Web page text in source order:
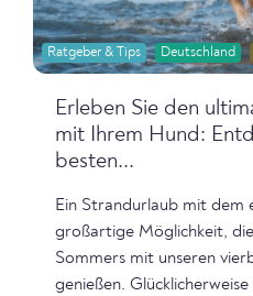
Ratgeber & Tips Deutschland
Erleben Sie den
mit Ihrem Hund:
besten...
Ein Strandurlaub mit dem
großartige Möglichkeit, die
Sommers mit unseren
genießen.